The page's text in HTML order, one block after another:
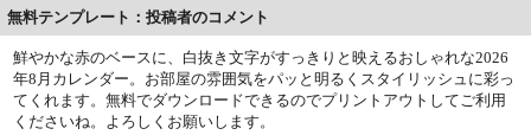
無料テンプレート：投稿者のコメント
鮮やかな赤のベースに、白抜き文字がすっきりと映えるおしゃれな2026
年8月カレンダー。お部屋の雰囲気をパッと明るくスタイリッシュに彩っ
てくれます。無料でダウンロードできるのでプリントアウトしてご利用
くださいね。よろしくお願いします。